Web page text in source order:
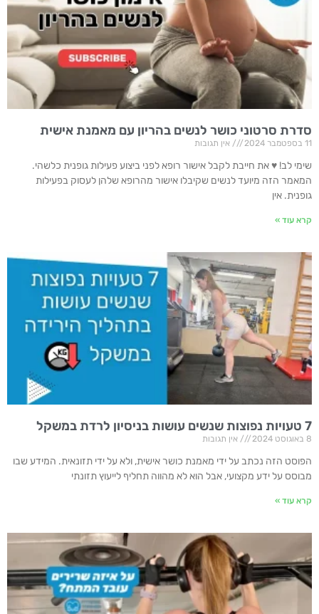
סדרת סרטוני כושר לנשים בהריון עם מאמנת אישית
11 בספטמבר 2024 אין תגובות
שימי לב! ♥ את חייבת לקבל אישור רופא לפני ביצוע פעילות גופנית כלשהי.
המאמר הזה מיועד לנשים שקיבלו אישור מהרופא שלהן לעסוק בפעילות
גופנית. אין
קרא עוד »
7 טעויות נפוצות שנשים עושות בניסיון לרדת במשקל
8 באוגוסט 2024 אין תגובות
הפוסט הזה נכתב על ידי מאמנת כושר אישית, ולא על ידי תזונאית. המידע שבו
מבוסס על ידע מקצועי, אבל הוא לא מהווה תחליף לייעוץ תזונתי
קרא עוד »